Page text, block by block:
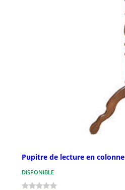
Pupitre de lecture en colonne
DISPONIBLE